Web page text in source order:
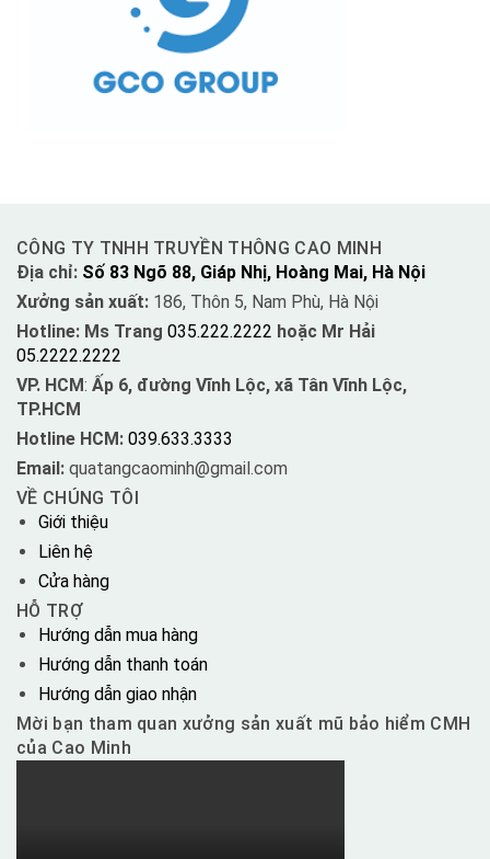
CÔNG TY TNHH TRUYỀN THÔNG CAO MINH
Địa chỉ: Số 83 Ngõ 88, Giáp Nhị, Hoàng Mai, Hà Nội
Xưởng sản xuất: 186, Thôn 5, Nam Phù, Hà Nội
Hotline: Ms Trang 035.222.2222 hoặc Mr Hải
05.2222.2222
VP. HCM: Ấp 6, đường Vĩnh Lộc, xã Tân Vĩnh Lộc,
TP.HCM
Hotline HCM: 039.633.3333
Email: quatangcaominh@gmail.com
VỀ CHÚNG TÔI
Giới thiệu
Liên hệ
Cửa hàng
HỖ TRỢ
Hướng dẫn mua hàng
Hướng dẫn thanh toán
Hướng dẫn giao nhận
Mời bạn tham quan xưởng sản xuất mũ bảo hiểm CMH
của Cao Minh